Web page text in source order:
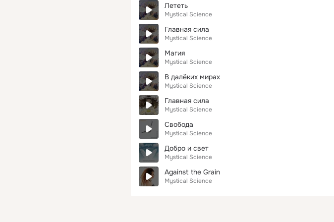
Лететь
Mystical Science
Главная сила
Mystical Science
Магия
Mystical Science
В далёких мирах
Mystical Science
Главная cила
Mystical Science
Свобода
Mystical Science
Добро и свет
Mystical Science
Against the Grain
Mystical Science